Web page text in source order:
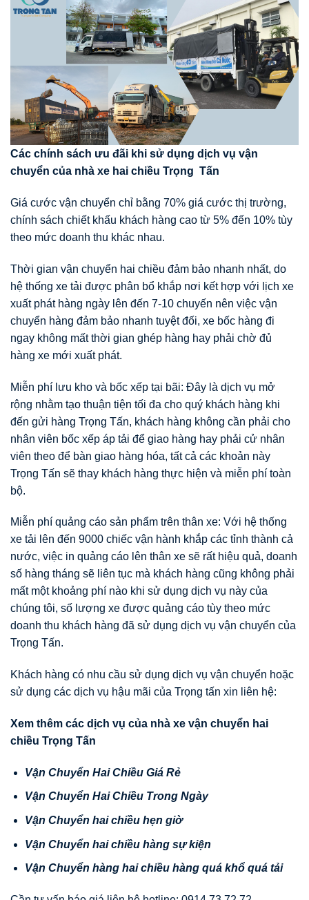
Các chính sách ưu đãi khi sử d ụng d ịch vụ vận
chuyển của nhà xe hai chiều Trọng Tấn
Giá cước vận chuyển chỉ bằng 70% giá cước thị trường,
chính sách chiết khấu khách hàng cao từ 5% đến 10% tùy
theo mức doanh thu khác nhau.
Thời gian vận chuyển hai chiều đảm bảo nhanh nhất, do
hệ thống xe tải được phân bổ khắp nơi kết hợp với lịch xe
xuất phát hàng ngày lên đến 7-10 chuyến nên việc vận
chuyển hàng đảm bảo nhanh tuyệt đối, xe bốc hàng đi
ngay không mất thời gian ghép hàng hay phải chờ đủ
hàng xe mới xuất phát.
Miễn phí lưu kho và bốc xếp tại bãi: Đây là dịch vụ mở
rộng nhằm tạo thuận tiện tối đa cho quý khách hàng khi
đến gửi hàng Trọng Tấn, khách hàng không cần phải cho
nhân viên bốc xếp áp tải để giao hàng hay phải cử nhân
viên theo để bàn giao hàng hóa, tất cả các khoản này
Trọng Tấn sẽ thay khách hàng thực hiện và miễn phí toàn
bộ.
Miễn phí quảng cáo sản phẩm trên thân xe: Với hệ thống
xe tải lên đến 9000 chiếc vận hành khắp các tỉnh thành cả
nước, việc in quảng cáo lên thân xe sẽ rất hiệu quả, doanh
số hàng tháng sẽ liên tục mà khách hàng cũng không phải
mất một khoảng phí nào khi sử dụng dịch vụ này của
chúng tôi, số lượng xe được quảng cáo tùy theo mức
doanh thu khách hàng đã sử dụng dịch vụ vận chuyển của
Trọng Tấn.
Khách hàng có nhu cầu sử dụng dịch vụ vận chuyển hoặc
sử dụng các dịch vụ hậu mãi của Trọng tấn xin liên hệ:
Xem thêm các d ịch vụ của nhà xe vận chuyển hai
chiều Trọng Tấn
Vận Chuyển Hai Chiều Giá Rẻ
Vận Chuyển Hai Chiều Trong Ngày
Vận Chuyển hai chiều hẹn giờ
Vận Chuyển hai chiều hàng sựkiện
Vận Chuyển hàng hai chiều hàng quá khổquá tải